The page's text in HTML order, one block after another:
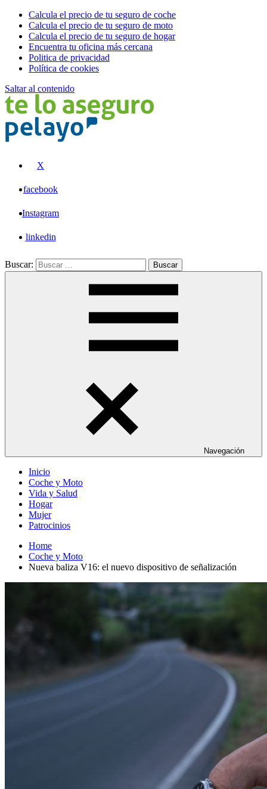
Calcula el precio de tu seguro de coche
Calcula el precio de tu seguro de moto
Calcula el precio de tu seguro de hogar
Encuentra tu oficina más cercana
Politica de privacidad
Política de cookies
Saltar al contenido
X
facebook
Instagram
linkedin
Buscar: Buscar
Navegación
Inicio
Coche y Moto
Vida y Salud
Hogar
Mujer
Patrocinios
Home
Coche y Moto
Nueva baliza V16: el nuevo dispositivo de señalización